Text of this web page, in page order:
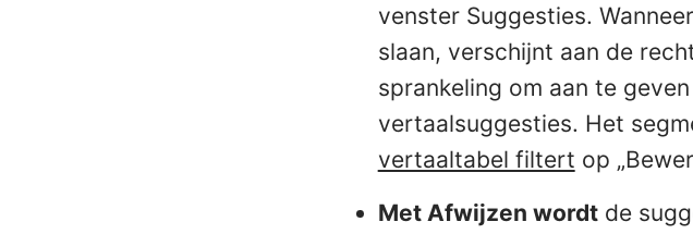
venster Suggesties.
slaan, verschijnt aan de
sprankeling om aan te
vertaalsuggesties. Het
vertaaltabel filtert op
Met Afwijzen wordtde